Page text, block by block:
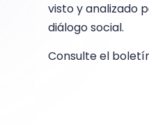
visto y analizado
diálogo social.
Consulte el